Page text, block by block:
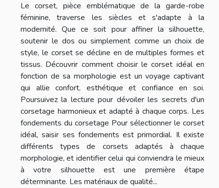
Le corset, pièce emblématique de la garde-robe
féminine, traverse les siècles et s'adapte à la
modernité. Que ce soit pour affiner la silhouette,
soutenir le dos ou simplement comme un choix de
style, le corset se décline en de multiples formes et
tissus. Découvrir comment choisir le corset idéal en
fonction de sa morphologie est un voyage captivant
qui allie confort, esthétique et confiance en soi.
Poursuivez la lecture pour dévoiler les secrets d'un
corsetage harmonieux et adapté à chaque corps. Les
fondements du corsetage Pour sélectionner le corset
idéal, saisir ses fondements est primordial. Il existe
différents types de corsets adaptés à chaque
morphologie, et identifier celui qui conviendra le mieux
à votre silhouette est une première étape
déterminante. Les matériaux de qualité...